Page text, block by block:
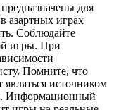
для
азартных играх
Соблюдайте
игры. При
Помните, что
являться источником
Информационный